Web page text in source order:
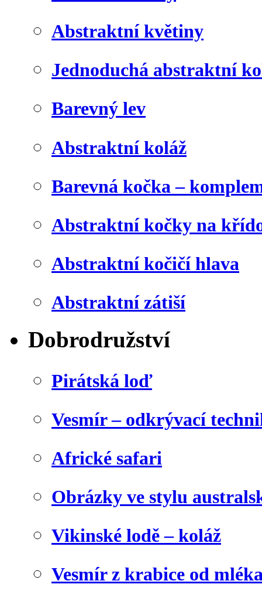
Abstraktní květiny
Jednoduchá abstraktní
Barevný lev
Abstraktní koláž
Barevná kočka –
Abstraktní kočky na
Abstraktní kočičí hlava
Abstraktní zátiší
Dobrodružství
Pirátská loď
Vesmír – odkrývací
Africké safari
Obrázky ve stylu
Vikinské lodě – koláž
Vesmír z krabice od